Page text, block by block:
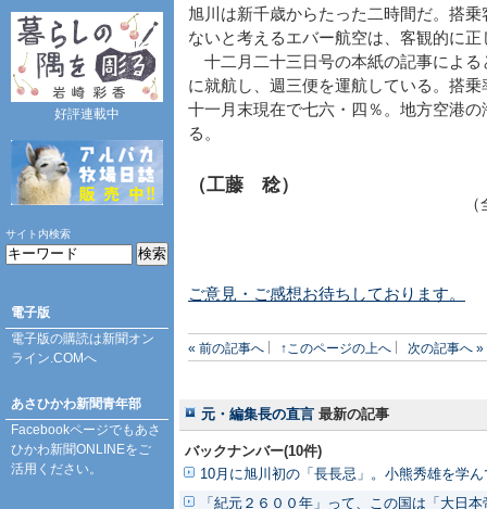
旭川は新千歳からたった二時間だ。搭
ないと考えるエバー航空は、客観的に
十二月二十三日号の本紙の記事によ
に就航し、週三便を運航している。搭
十一月末現在で七六・四％。地方空港
る。
（工藤 稔）
ご意見・ご感想お待ちしております。
« 前の記事へ ↑このページの上へ 次の記事へ »
元・編集長の直言 最新の記事
バックナンバー(10件)
10月に旭川初の「長長忌」。小熊秀雄を学
「紀元２６００年」って、この国は「大日
好評連載中
サイト内検索
電子版
電子版の購読は新聞オン
ライン.COMへ
あさひかわ新聞青年部
Facebookページでもあさ
ひかわ新聞ONLINEをご
活用ください。